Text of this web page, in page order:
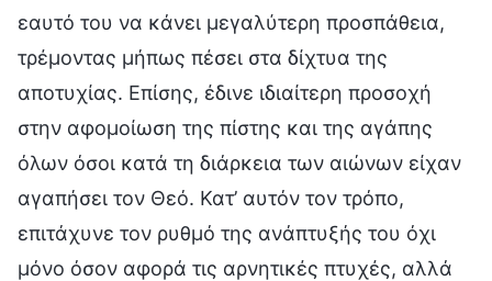
εαυτό του να κάνει μεγαλύτερη προσπάθεια,
τρέμοντας μήπως πέσει στα δίχτυα της
αποτυχίας. Επίσης, έδινε ιδιαίτερη προσοχή
στην αφομοίωση της πίστης και της αγάπης
όλων όσοι κατά τη διάρκεια των αιώνων είχαν
αγαπήσει τον Θεό. Κατ’ αυτόν τον τρόπο,
επιτάχυνε τον ρυθμό της ανάπτυξής του όχι
μόνο όσον αφορά τις αρνητικές πτυχές, αλλά